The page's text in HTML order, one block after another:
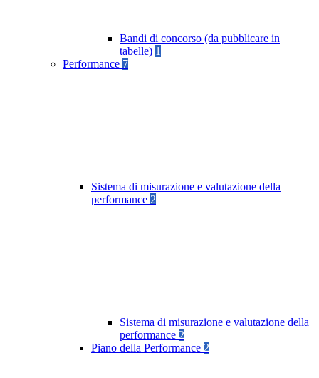
Bandi di concorso (da pubblicare in
tabelle) 1
Performance 7
Sistema di misurazione e valutazione della
performance 2
Sistema di misurazione e valutazione della
performance 2
Piano della Performance 2